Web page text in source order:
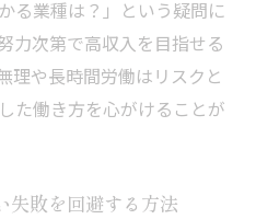
る業種は？」という疑問に
力次第で高収入を目指せる
理や長時間労働はリスクと
た働き方を心がけることが
失敗を回避する方法